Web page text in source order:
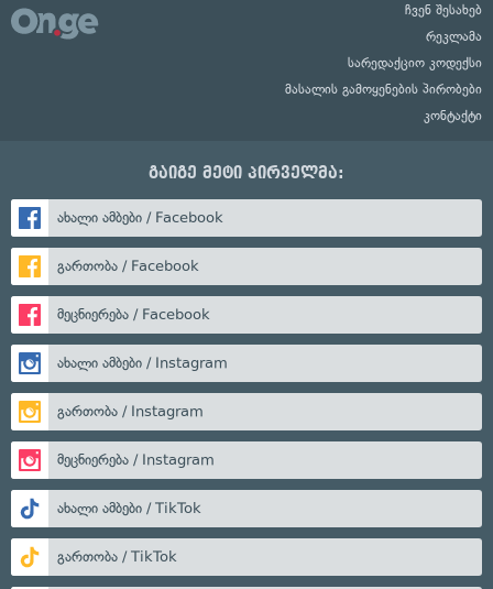
ჩვენ შესახებ
რეკლამა
სარედაქციო კოდექსი
მასალის გამოყენების პირობები
კონტაქტი
გაიგე მეტი პირველმა:
ახალი ამბები / Facebook
გართობა / Facebook
მეცნიერება / Facebook
ახალი ამბები / Instagram
გართობა / Instagram
მეცნიერება / Instagram
ახალი ამბები / TikTok
გართობა / TikTok